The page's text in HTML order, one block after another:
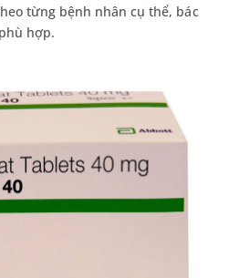
từng bệnh nhân cụ thể, bác
hợp.